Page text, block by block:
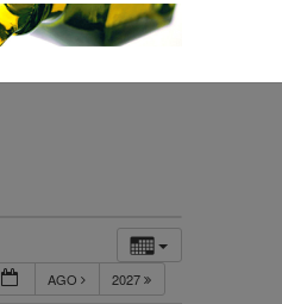
AGO 2027